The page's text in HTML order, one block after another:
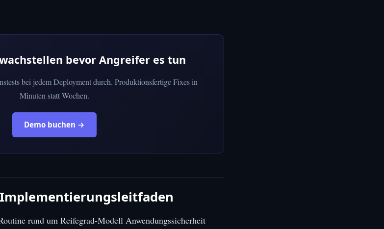
bevor Angreifer es tun
bei jedem Deployment durch. Produktionsfertige Fixes in
Minuten statt Wochen.
Demo buchen →
rund um Reifegrad-Modell Anwendungssicherheit